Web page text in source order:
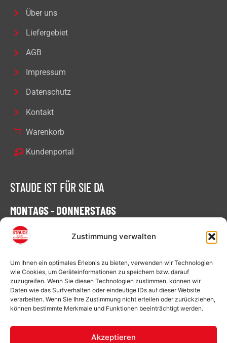
Zustimmung verwalten
Um Ihnen ein optimales Erlebnis zu bieten, verwenden wir Technologien
wie Cookies, um Geräteinformationen zu speichern bzw. darauf
zuzugreifen. Wenn Sie diesen Technologien zustimmen, können wir
Daten wie das Surfverhalten oder eindeutige IDs auf dieser Website
verarbeiten. Wenn Sie Ihre Zustimmung nicht erteilen oder zurückziehen,
können bestimmte Merkmale und Funktionen beeinträchtigt werden.
Akzeptieren
Über uns
Liefergebiet
AGB
Impressum
Datenschutz
Kontakt
Warenkorb
Kundenportal
STAUDE IST FÜR SIE DA
MONTAGS - DONNERSTAGS
07:00 - 16:30 Uhr
07:00 - 15:00 Uhr
Baustellen-Toiletten für Ihre Baustelle in:
,Cloppenburg